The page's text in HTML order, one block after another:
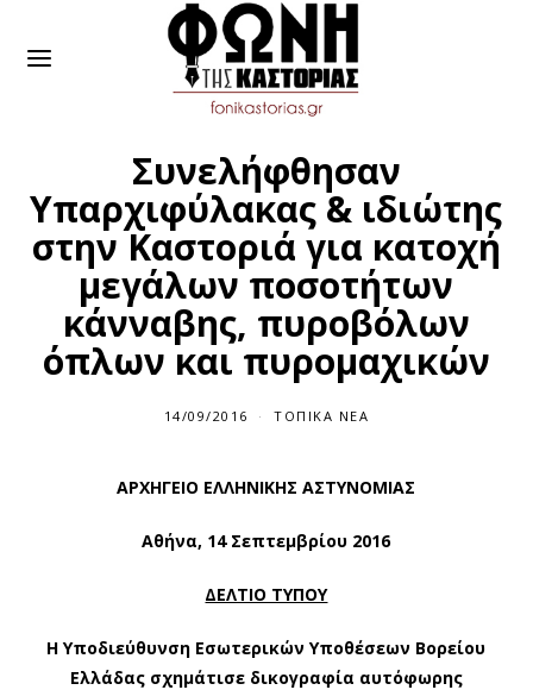
Συνελήφθησαν
Υπαρχιφύλακας & ιδιώτης
στην Καστοριά για κατοχή
μεγάλων ποσοτήτων
κάνναβης, πυροβόλων
όπλων και πυρομαχικών
14/09/2016
9
0
ΤΟΠΙΚΆ ΝΈΑ
AΡΧΗΓΕΙΟ ΕΛΛΗΝΙΚΗΣ ΑΣΤΥΝΟΜΙΑΣ
Αθήνα, 14 Σεπτεμβρίου 2016
ΔΕΛΤΙΟ ΤΥΠΟΥ
Η Υποδιεύθυνση Εσωτερικών Υποθέσεων Βορείου
Ελλάδας σχημάτισε δικογραφία αυτόφωρης